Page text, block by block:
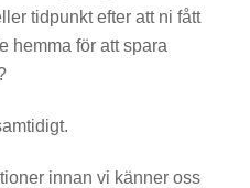
tidpunkt efter att ni fått
hemma för att spara
innan vi känner oss